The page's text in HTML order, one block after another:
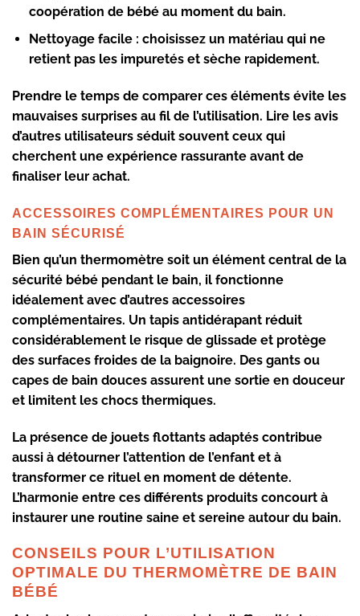
coopération de bébé au moment du bain.
Nettoyage facile : choisissez un matériau qui ne
retient pas les impuretés et sèche rapidement.
Prendre le temps de comparer ces éléments évite les
mauvaises surprises au fil de l’utilisation. Lire les avis
d’autres utilisateurs séduit souvent ceux qui
cherchent une expérience rassurante avant de
finaliser leur achat.
ACCESSOIRES COMPLÉMENTAIRES POUR UN
BAIN SÉCURISÉ
Bien qu’un thermomètre soit un élément central de la
sécurité bébé pendant le bain, il fonctionne
idéalement avec d’autres accessoires
complémentaires. Un tapis antidérapant réduit
considérablement le risque de glissade et protège
des surfaces froides de la baignoire. Des gants ou
capes de bain douces assurent une sortie en douceur
et limitent les chocs thermiques.
La présence de jouets flottants adaptés contribue
aussi à détourner l’attention de l’enfant et à
transformer ce rituel en moment de détente.
L’harmonie entre ces différents produits concourt à
instaurer une routine saine et sereine autour du bain.
CONSEILS POUR L’UTILISATION
OPTIMALE DU THERMOMÈTRE DE BAIN
BÉBÉ